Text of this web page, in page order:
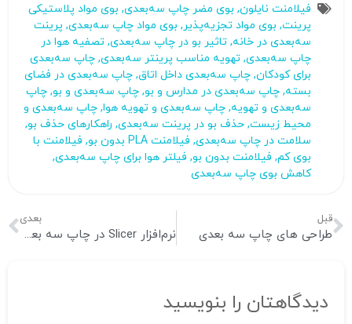
فیلامنت نایلون, بوی مضر چاپ سه‌بعدی, بوی مواد پلاستیکی
پرینت, بوی مواد تجزیه‌پذیر, بوی مواد چاپ سه‌بعدی, پرینت
سه‌بعدی در خانه, تاثیر بو در چاپ سه‌بعدی, تصفیه هوا در
چاپ سه‌بعدی, تهویه مناسب پرینتر سه‌بعدی, چاپ سه‌بعدی
برای کودکان, چاپ سه‌بعدی داخل اتاق, چاپ سه‌بعدی در فضای
بسته, چاپ سه‌بعدی در مدارس و بو, چاپ سه‌بعدی و بو, چاپ
سه‌بعدی و تهویه, چاپ سه‌بعدی و تهویه هوا, چاپ سه‌بعدی و
محیط زیست, حذف بو در پرینت سه‌بعدی, راهکارهای حذف بو,
سلامت در چاپ سه‌بعدی, فیلامنت PLA بدون بو , فیلامنت با
بوی کم, فیلامنت بدون بو, فیلتر هوا برای چاپ سه‌بعدی,
کاهش بوی چاپ سه‌بعدی
قبل
طراحی‌ های چاپ سه‌ بعدی
بعدی
نرم‌افزار Slicer در چاپ سه‌ بعدی چیست؟ مفاهیم پایه و معرفی بهترین نرم‌ افزار ها
دیدگاهتان را بنویسید